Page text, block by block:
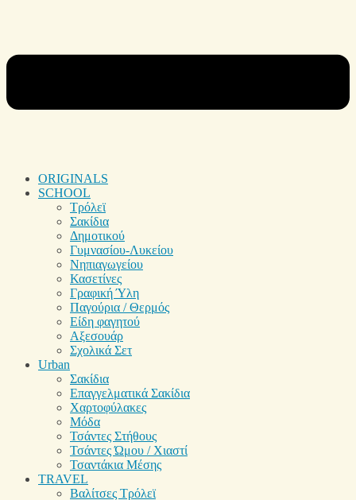
ORIGINALS
SCHOOL
Τρόλεϊ
Σακίδια
Δημοτικού
Γυμνασίου-Λυκείου
Νηπιαγωγείου
Κασετίνες
Γραφική Ύλη
Παγούρια / Θερμός
Είδη φαγητού
Αξεσουάρ
Σχολικά Σετ
Urban
Σακίδια
Επαγγελματικά Σακίδια
Χαρτοφύλακες
Μόδα
Τσάντες Στήθους
Τσάντες Ώμου / Χιαστί
Τσαντάκια Μέσης
TRAVEL
Βαλίτσες Τρόλεϊ